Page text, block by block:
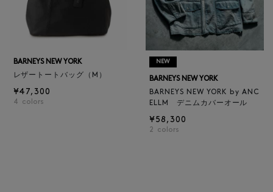
BARNEYS NEW YORK
レザートートバッグ（M）
¥47,300
4 colors
NEW
BARNEYS NEW YORK
BARNEYS NEW YORK by ANC
ELLM デニムカバーオール
¥58,300
2 colors